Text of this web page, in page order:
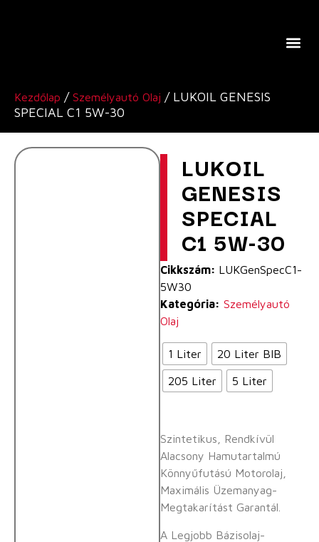
Kezdőlap / Személyautó Olaj / LUKOIL GENESIS
SPECIAL C1 5W-30
LUKOIL
GENESIS
SPECIAL
C1 5W-30
Cikkszám: LUKGenSpecC1-
5W30
Kategória: Személyautó
Olaj
1 Liter 20 Liter BIB
205 Liter 5 Liter
Szintetikus, Rendkívül
Alacsony Hamutartalmú
Könnyűfutású Motorolaj,
Maximális Üzemanyag-
Megtakarítást Garantál.
A Legjobb Bázisolaj-